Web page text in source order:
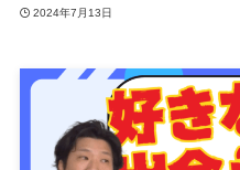
2024年7月13日